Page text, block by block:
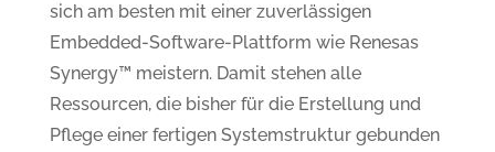
sich am besten mit einer zuverlässigen
Embedded-Software-Plattform wie Renesas
Synergy™ meistern. Damit stehen alle
Ressourcen, die bisher für die Erstellung und
Pflege einer fertigen Systemstruktur gebunden